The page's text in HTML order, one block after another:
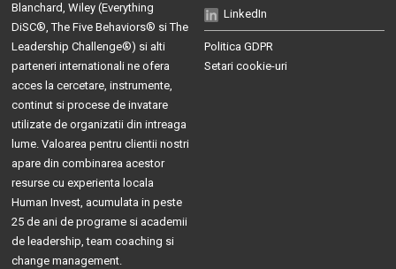
Blanchard, Wiley (Everything
DiSC®,The Five Behaviors® siThe
Leadership Challenge®) si alti
parteneri internationali ne ofera
acces la cercetare, instrumente,
continut si procese de invatare
utilizate de organizatii din intreaga
lume. Valoarea pentru clientii nostri
apare din combinarea acestor
resurse cu experienta locala
Human Invest, acumulata in peste
25 de ani de programe si academii
de leadership, team coaching si
change management.
LinkedIn
Politica GDPR
Setari cookie-uri